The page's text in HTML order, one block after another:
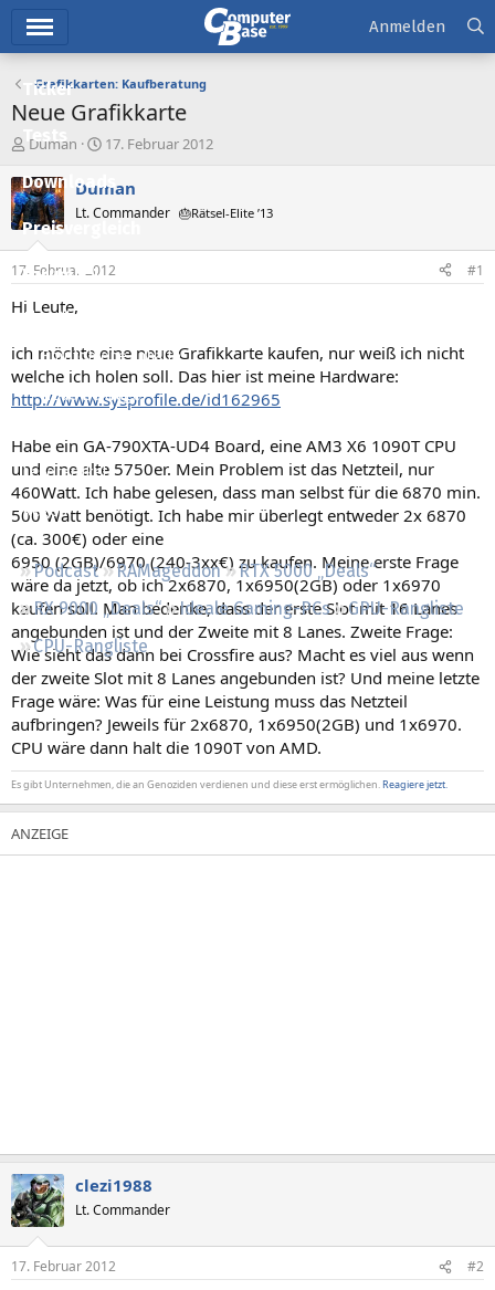
Ticker
Tests
Downloads
Preisvergleich
Forum
Aktuelles
Empfohlene Inhalte
Neue Beiträge
Leserartikel
Regeln
Podcast RAMageddon
RTX 5000 „Deals“
RX 9000 „Deals“
Ideale Gaming-PCs
GPU-Rangliste
CPU-Rangliste
Anmelden
Grafikkarten: Kaufberatung
Neue Grafikkarte
E
s
t
e
e
Duman
E
s
e
l
t
17. Februar 2012
Duman
Lt. Commander 🎂Rätsel-Elite ’13
17. Februar 2012 #1
Hi Leute,
ich möchte eine neue Grafikkarte kaufen, nur weiß ich nicht
welche ich holen soll. Das hier ist meine Hardware:
http://www.sysprofile.de/id162965
Habe ein GA-790XTA-UD4 Board, eine AM3 X6 1090T CPU
und eine alte 5750er. Mein Problem ist das Netzteil, nur
460Watt. Ich habe gelesen, dass man selbst für die 6870 min.
500 Watt benötigt. Ich habe mir überlegt entweder 2x 6870
(ca. 300€) oder eine
6950 (2GB)/6970 (240-3xx€) zu kaufen. Meine erste Frage
wäre da jetzt, ob ich 2x6870, 1x6950(2GB) oder 1x6970
kaufen soll. Man bedenke, dass der erste Slot mit 16 Lanes
angebunden ist und der Zweite mit 8 Lanes. Zweite Frage:
Wie sieht das dann bei Crossfire aus? Macht es viel aus wenn
der zweite Slot mit 8 Lanes angebunden ist? Und meine letzte
Frage wäre: Was für eine Leistung muss das Netzteil
aufbringen? Jeweils für 2x6870, 1x6950(2GB) und 1x6970.
CPU wäre dann halt die 1090T von AMD.
Es gibt Unternehmen, die an Genoziden verdienen und diese erst ermöglichen. Reagiere jetzt.
clezi1988
Lt. Commander
17. Februar 2012 #2